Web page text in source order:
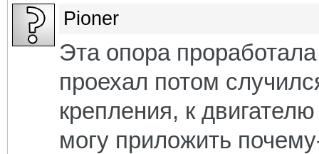
Pioner
Эта опора
проехал потом
крепления, к
могу приложить